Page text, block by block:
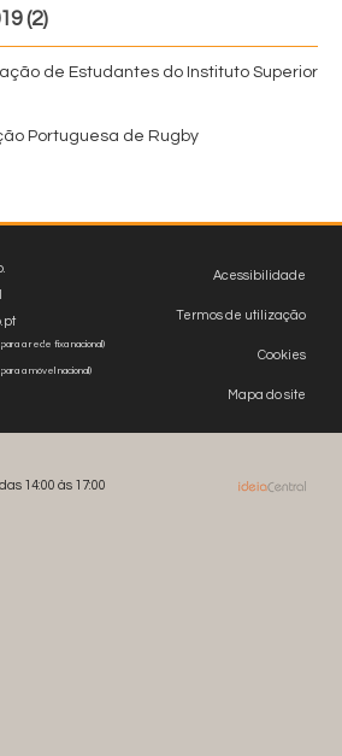
(2)
de Estudantes do Instituto Superior
Portuguesa de Rugby
Acessibilidade
Termos de utilização
Cookies
Mapa do site
para a rede fixa nacional)
a móvel nacional)
14:00 às 17:00